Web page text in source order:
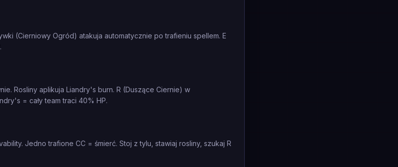
(Cierniowy Ogród) atakuja automatycznie po trafieniu spellem. E
Rosliny aplikuja Liandry's burn. R (Duszące Ciernie) w
= cały team traci 40% HP.
Jedno trafione CC = śmierć. Stoj z tylu, stawiaj rosliny, szukaj R